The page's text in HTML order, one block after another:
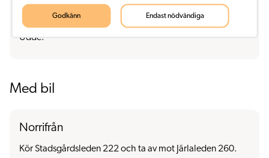
grund av ombyggnation. Buss 71 från Slussen/Jarlaberg
samt buss 74 från Mariatorget stannar vid hållplats Sickla
Udde.
Med bil
Norrifrån
Kör Stadsgårdsleden 222 och ta av mot Järlaleden 260.
Godkänn Endast nödvändiga